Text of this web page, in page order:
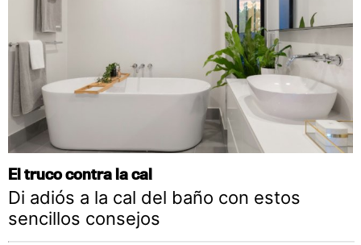
El truco contra la cal
Di adiós a la cal del baño con estos
sencillos consejos